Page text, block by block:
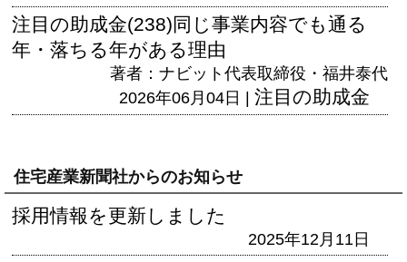
注目の助成金(238)同じ事業内容でも通る
年・落ちる年がある理由
著者：ナビット代表取締役・福井泰代
2026年06月04日 | 注目の助成金
住宅産業新聞社からのお知らせ
採用情報を更新しました
2025年12月11日